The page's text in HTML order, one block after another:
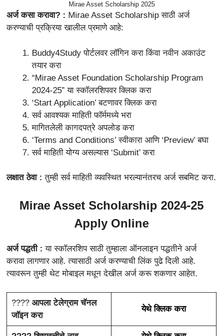
Mirae Asset Scholarship 2025
अर्ज कसा करावा? : Mirae Asset Scholarship साठी अर्ज
करण्याची प्रक्रिया खालील प्रमाणे आहे:
Buddy4Study पोर्टलवर लॉगिन करा किंवा नवीन अकाउंट
तयार करा
“Mirae Asset Foundation Scholarship Program
2024-25” या स्कॉलरशिपवर क्लिक करा
‘Start Application’ बटणावर क्लिक करा
सर्व आवश्यक माहिती फॉर्ममध्ये भरा
मागितलेली कागदपत्रे अपलोड करा
‘Terms and Conditions’ स्वीकारा आणि ‘Preview’ बघा
सर्व माहिती योग्य असल्यास ‘Submit’ करा
लक्षात ठेवा :तुम्ही सर्व माहिती व्यवस्थित भरल्यानंतरच अर्ज सबमिट करा.
Mirae Asset Scholarship 2024-25
Apply Online
अर्ज पद्धती :या स्कॉलरशिप साठी तुम्हाला ऑनलाइन पद्धतीने अर्ज
करावा लागणार आहे. त्यासाठी अर्ज करण्याची लिंक पुढे दिली आहे.
त्यावरून तुम्ही थेट मोबाइल मधून देखील अर्ज करू शकणार आहेत.
???? आपला टेलेग्राम चॅनल
जॉइन करा
येथे क्लिक करा